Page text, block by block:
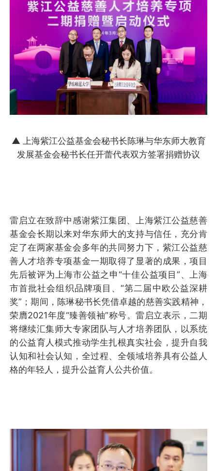
▲ 上海紫江公益基金会秘书长陈琳与华东师大教育
发展基金会秘书长任开蕾代表双方签署捐赠协议
雷启立在致辞中感谢紫江集团、上海紫江公益慈善
基金会长期以来对华东师大的支持与信任，充分肯
定了在两家基金会多年的共同努力下，紫江公益慈
善人才培养专项基金一期取得了显著的成果，项目
先后被评为上海市公益之申“十佳公益项目”、上海
市首批社会组织品牌项目、“第二届中欧公益深耕
奖”；期间，陈琳秘书长凭借卓越的慈善实践精神，
荣膺2021年度“臻善领袖”称号。雷启立表示，二期
将继续汇集师大专家团队与人才培养团队，以系统
的公益育人模式推动学生扎根真实社会，提升自我
认知和社会认知，全过程、全领域培养具有公益人
格的年轻人，提升公益育人公共价值。